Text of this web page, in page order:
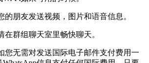
朋友发送视频，图片和语音信息。
群组聊天室里畅快聊天。
无需对发送国际电子邮件支付费用一